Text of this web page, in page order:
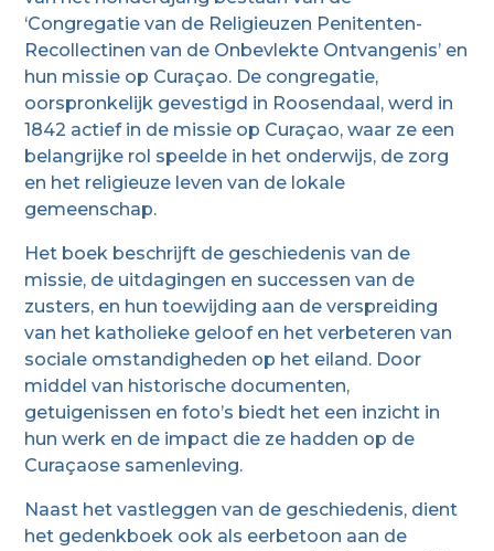
‘Congregatie van de Religieuzen Penitenten-
Recollectinen van de Onbevlekte Ontvangenis’ en
hun missie op Curaçao. De congregatie,
oorspronkelijk gevestigd in Roosendaal, werd in
1842 actief in de missie op Curaçao, waar ze een
belangrijke rol speelde in het onderwijs, de zorg
en het religieuze leven van de lokale
gemeenschap.
Het boek beschrijft de geschiedenis van de
missie, de uitdagingen en successen van de
zusters, en hun toewijding aan de verspreiding
van het katholieke geloof en het verbeteren van
sociale omstandigheden op het eiland. Door
middel van historische documenten,
getuigenissen en foto’s biedt het een inzicht in
hun werk en de impact die ze hadden op de
Curaçaose samenleving.
Naast het vastleggen van de geschiedenis, dient
het gedenkboek ook als eerbetoon aan de